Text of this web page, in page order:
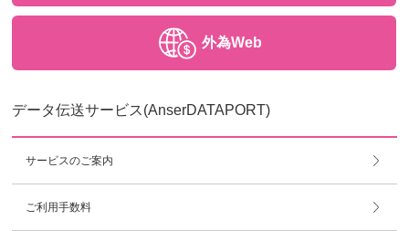
外為Web
データ伝送サービス(AnserDATAPORT)
サービスのご案内
ご利用手数料